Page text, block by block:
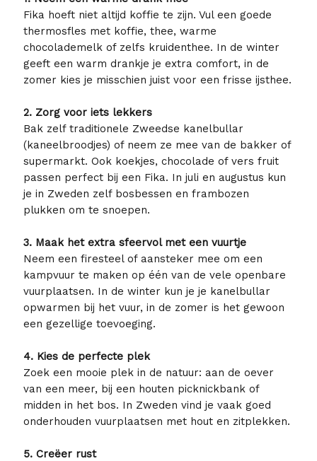
Fika hoeft niet altijd koffie te zijn. Vul een goede
thermosfles met koffie, thee, warme
chocolademelk of zelfs kruidenthee. In de winter
geeft een warm drankje je extra comfort, in de
zomer kies je misschien juist voor een frisse ijsthee.
2. Zorg voor iets lekkers
Bak zelf traditionele Zweedse kanelbullar
(kaneelbroodjes) of neem ze mee van de bakker of
supermarkt. Ook koekjes, chocolade of vers fruit
passen perfect bij een Fika. In juli en augustus kun
je in Zweden zelf bosbessen en frambozen
plukken om te snoepen.
3. Maak het extra sfeervol met een vuurtje
Neem een firesteel of aansteker mee om een
kampvuur te maken op één van de vele openbare
vuurplaatsen. In de winter kun je je kanelbullar
opwarmen bij het vuur, in de zomer is het gewoon
een gezellige toevoeging.
4. Kies de perfecte plek
Zoek een mooie plek in de natuur: aan de oever
van een meer, bij een houten picknickbank of
midden in het bos. In Zweden vind je vaak goed
onderhouden vuurplaatsen met hout en zitplekken.
5. Creëer rust